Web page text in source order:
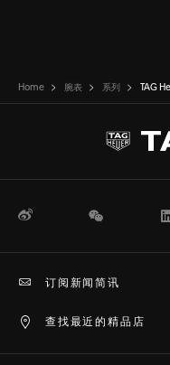
Home 腕表 系列 TAG
微博 WeChat
查找最近的精品店
订阅新闻简讯